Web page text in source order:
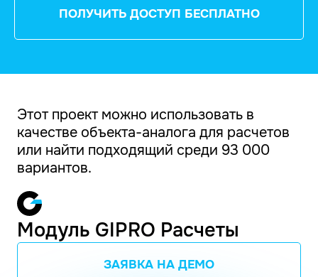
ПОЛУЧИТЬ ДОСТУП БЕСПЛАТНО
Этот проект можно использовать в
качестве объекта-аналога для расчетов
или найти подходящий среди 93 000
вариантов.
Модуль GIPRO Расчеты
ЗАЯВКА НА ДЕМО